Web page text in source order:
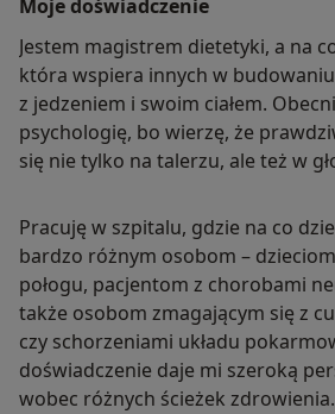
Moje doświadczenie
Jestem magistrem dietetyki, a na
która wspiera innych w
z jedzeniem i swoim ciałem.
psychologię, bo wierzę, że
się nie tylko na talerzu, ale też w
Pracuję w szpitalu, gdzie na co
bardzo różnym osobom –
połogu, pacjentom z chorobami
także osobom zmagającym się z
czy schorzeniami układu
doświadczenie daje mi szeroką
wobec różnych ścieżek zdrowienia.